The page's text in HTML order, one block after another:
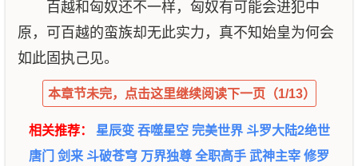
百越和匈奴还不一样，匈奴有可能会进犯中
原，可百越的蛮族却无此实力，真不知始皇为何会
如此固执己见。
本章节未完，点击这里继续阅读下一页（1/13）
相关推荐： 星辰变吞噬星空 完美世界 斗罗大陆2绝世
唐门剑来 斗破苍穹 万界独尊全职高手武神主宰修罗